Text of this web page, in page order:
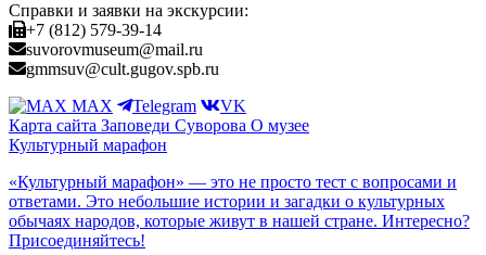
Справки и заявки на экскурсии:
+7 (812) 579-39-14
suvorovmuseum@mail.ru
gmmsuv@cult.gugov.spb.ru
MAX
Telegram
VK
Карта сайта Заповеди Cуворова О музее
Культурный марафон
«Культурный марафон» — это не просто тест с вопросами и
ответами. Это небольшие истории и загадки о культурных
обычаях народов, которые живут в нашей стране. Интересно?
Присоединяйтесь!